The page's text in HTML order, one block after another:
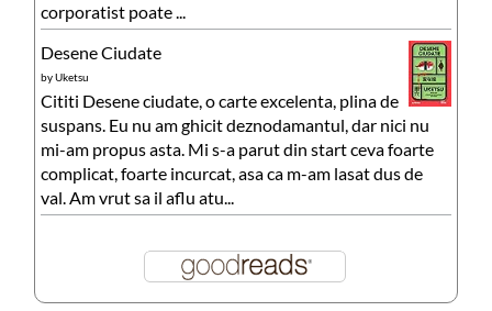
corporatist poate ...
Desene Ciudate
byUketsu
Cititi Desene ciudate, o carte excelenta, plina de
suspans. Eu nu am ghicit deznodamantul, dar nici nu
mi-am propus asta. Mi s-a parut din start ceva foarte
complicat, foarte incurcat, asa ca m-am lasat dus de
val. Am vrut sa il aflu atu...